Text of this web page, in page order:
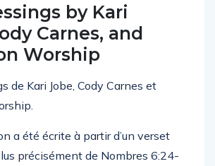
by Kari
Carnes, and
Worship
de Kari Jobe, Cody Carnes et
a été écrite à partir d’un verset
précisément de Nombres 6:24-